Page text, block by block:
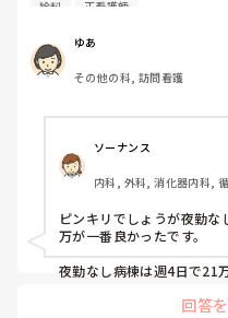
面接では前職の給料明細
ました。
中途採用だとラダー1スタ
かった点です。
今は、やりたい看護よりも
て働いています。
正解かは分かりませんが
切にすればよかった」と後
ちびさまにとって、無理な
うに。
給料 正看護師
ゆあ
その他の科, 訪問看護
ソーナンス
内科, 外科, 消化器内科,
ピンキリでしょうが夜勤
万が一番良かったです。
夜勤なし病棟は週4日で21
回答